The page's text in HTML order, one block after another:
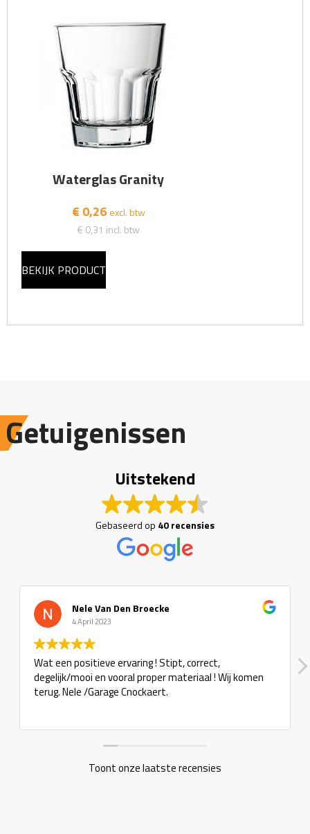
Waterglas Granity
€ 0,26 excl. btw
€ 0,31 incl. btw
BEKIJK PRODUCT
Getuigenissen
Uitstekend
Gebaseerd op 40 recensies
Nele Van Den Broecke
4 April 2023
Wat een positieve ervaring ! Stipt, correct,
degelijk/mooi en vooral proper materiaal ! Wij komen
terug. Nele /Garage Cnockaert.
Toont onze laatste recensies